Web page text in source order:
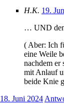
H.K. 19.
… UND
( Aber: Ich
eine Weile
nachdem er
mit Anlauf
beide Knie
18. Juni 2024